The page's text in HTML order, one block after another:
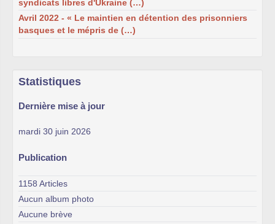
syndicats libres d'Ukraine (…)
Avril 2022 - « Le maintien en détention des prisonniers
basques et le mépris de (…)
Statistiques
Dernière mise à jour
mardi 30 juin 2026
Publication
1158 Articles
Aucun album photo
Aucune brève